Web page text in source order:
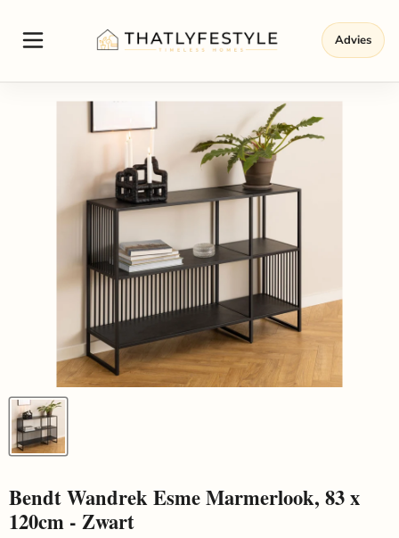
Advies
Bendt Wandrek Esme Marmerlook, 83 x
120cm - Zwart